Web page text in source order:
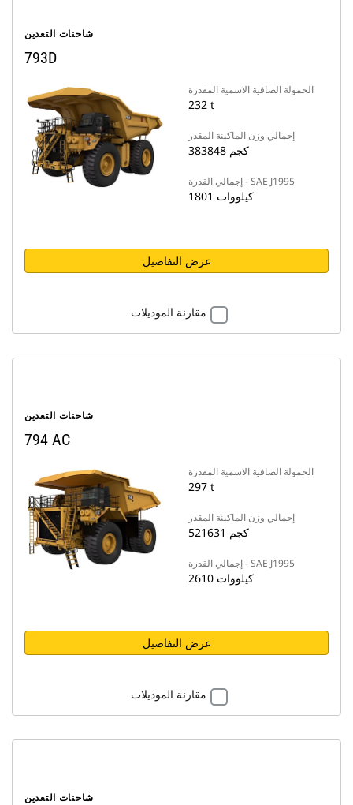
شاحنات التعدين
793D
الحمولة الصافية الاسمية المقدرة
232 t
إجمالي وزن الماكينة المقدر
383848 كجم
إجمالي القدرة - SAE J1995
1801 كيلووات
عرض التفاصيل
مقارنة الموديلات
شاحنات التعدين
794 AC
الحمولة الصافية الاسمية المقدرة
297 t
إجمالي وزن الماكينة المقدر
521631 كجم
إجمالي القدرة - SAE J1995
2610 كيلووات
عرض التفاصيل
مقارنة الموديلات
شاحنات التعدين